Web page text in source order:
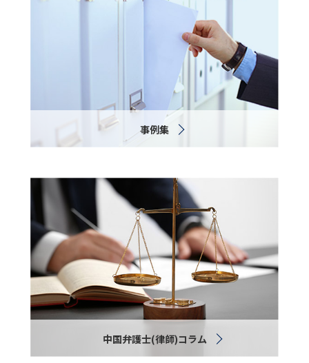
事例集
中国弁護士(律師)コラム